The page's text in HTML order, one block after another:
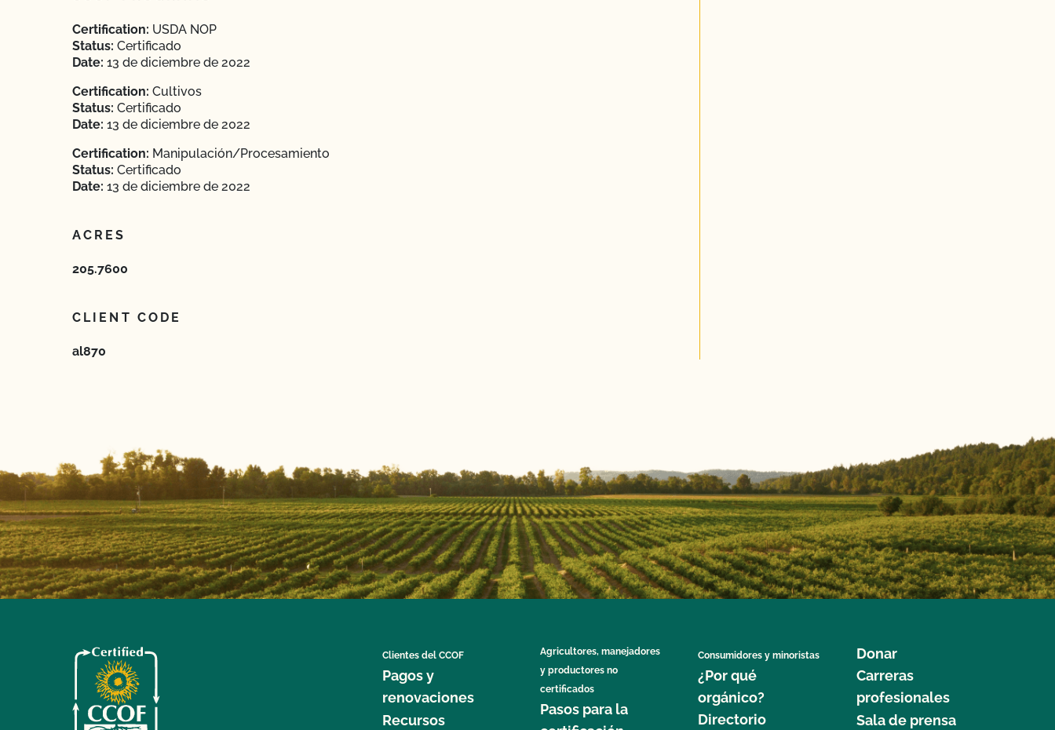
Certification: USDA NOP
Status: Certificado
Date: 13 de diciembre de 2022
Certification: Cultivos
Status: Certificado
Date: 13 de diciembre de 2022
Certification: Manipulación/Procesamiento
Status: Certificado
Date: 13 de diciembre de 2022
ACRES
205.7600
CLIENT CODE
al870
Clientes del CCOF
Pagos y
renovaciones
Recursos
Agricultores, manejadores
y productores no
certificados
Pasos para la
Consumidores y minoristas
¿Por qué
orgánico?
Directorio
Donar
Carreras
profesionales
Sala de prensa